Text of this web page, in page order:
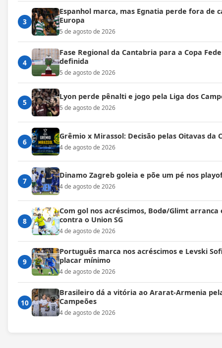
3
Espanhol marca, mas Egnatia perde fora de
Europa
5 de agosto de 2026
4
Fase Regional da Cantabria para a Copa
definida
5 de agosto de 2026
5
Lyon perde pênalti e jogo pela Liga dos
5 de agosto de 2026
6
Grêmio x Mirassol: Decisão pelas Oitavas da
4 de agosto de 2026
7
Dinamo Zagreb goleia e põe um pé nos
4 de agosto de 2026
8
Com gol nos acréscimos, Bodø/Glimt arranca
contra o Union SG
4 de agosto de 2026
9
Português marca nos acréscimos e Levski
placar mínimo
4 de agosto de 2026
10
Brasileiro dá a vitória ao Ararat-Armenia
Campeões
4 de agosto de 2026